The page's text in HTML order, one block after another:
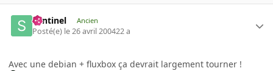
Sentinel Ancien
Posté(e) le 26 avril 200422 a
Avec une debian + fluxbox ça devrait largement tourner !